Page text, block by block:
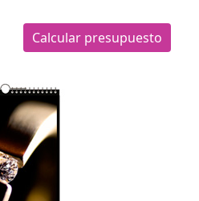
Calcular presupuesto